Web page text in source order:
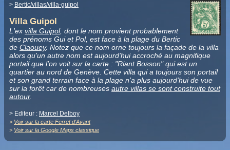
> Bertic/villas/villa-guipol
Villa Guipol
L'ex villa Guipol, dont le nom provient probablement
des prénoms Gui et Pol, est face à la plage du Bertic
de Claouey. Notez que ce nom orne toujours la façade de la villa
alors qu'un autre nom est aujourd'hui accroché au magnifique
portail que l'on voit sur la carte : "Riant Bosson" qui est un
quartier au nord de Genève. Cette villa qui a toujours son portail
et son grand terrain face à la plage n'a plus aujourd'hui de vue
sur la forêt car de nombreuses autre villas se sont construite tout
autour.
> Editeur : Marcel Delboy
> Voir sur la carte Ferret d'Avant
> Voir sur la Google Maps classique